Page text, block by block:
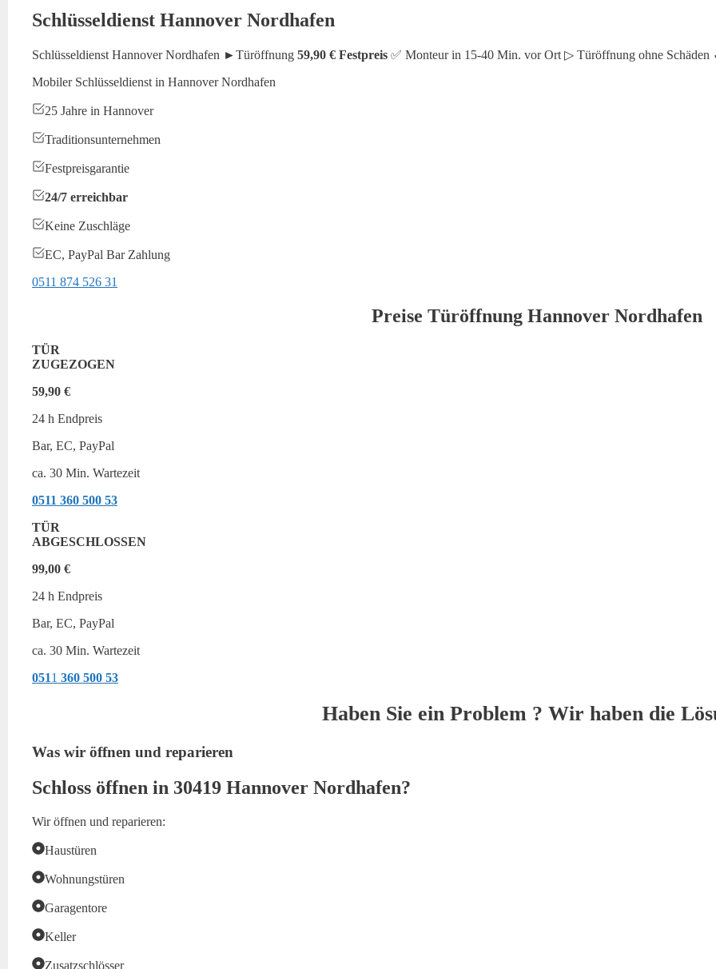
Schlüsseldienst Hannover Nordhafen
Schlüsseldienst Hannover Nordhafen ►Türöffnung 59,90 € Festpreis ✅ Monteur in 15-40 Min. vor Ort ▷ Türöffnung ohne
Mobiler Schlüsseldienst in Hannover Nordhafen
25 Jahre in Hannover
Traditionsunternehmen
Festpreisgarantie
24/7 erreichbar
Keine Zuschläge
EC, PayPal Bar Zahlung
0511 874 526 31
Preise Türöffnung Hannover Nordhafen
TÜR
ZUGEZOGEN
59,90 €
24 h Endpreis
Bar, EC, PayPal
ca. 30 Min. Wartezeit
0511 360 500 53
TÜR
ABGESCHLOSSEN
99,00 €
24 h Endpreis
Bar, EC, PayPal
ca. 30 Min. Wartezeit
0511 360 500 53
Haben Sie ein Problem ? Wir haben die
Was wir öffnen und reparieren
Schloss öffnen in 30419 Hannover Nordhafen?
Wir öffnen und reparieren:
Haustüren
Wohnungstüren
Garagentore
Keller
Zusatzschlösser